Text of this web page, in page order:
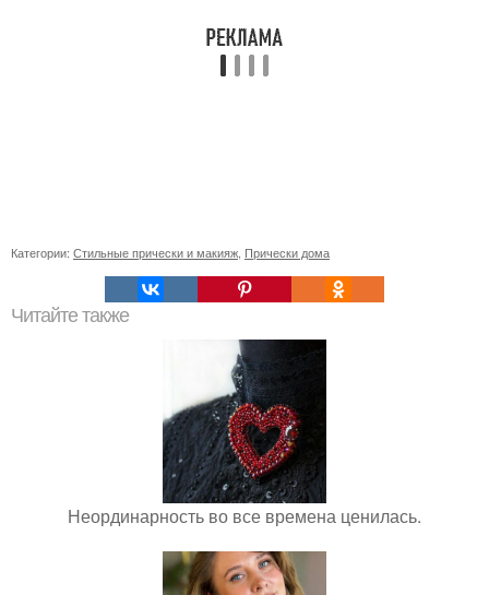
Категории: Стильные прически и макияж Прически дома
Читайте также
Неординарность во все времена ценилась.